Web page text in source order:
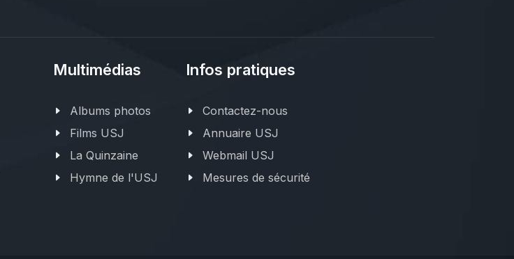
Multimédias
Albums photos
Films USJ
La Quinzaine
Hymne de l'USJ
Infos pratiques
Contactez-nous
Annuaire USJ
Webmail USJ
Mesures de sécurité